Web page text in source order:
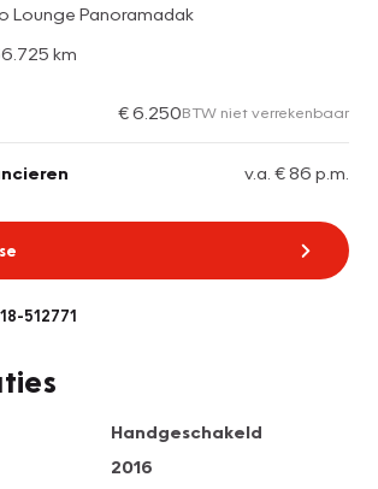
Lounge Panoramadak
km
€ 6.250BTW niet verrekenbaar
v.a. € 86 p.m.
512771
Handgeschakeld
2016